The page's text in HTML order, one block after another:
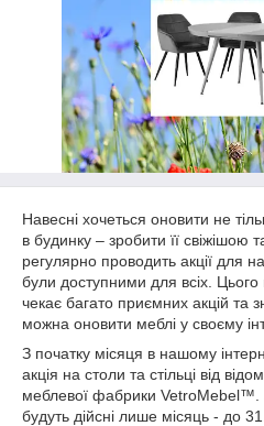
Навесні хочеться оновити не
в будинку – зробити її
регулярно проводить акції для
були доступними для всіх. Цього
чекає багато приємних акцій та
можна оновити меблі у своєму
З початку місяця в нашому
акція на столи та стільці від
меблевої фабрики VetroMebel™.
будуть дійсні лише місяць - до